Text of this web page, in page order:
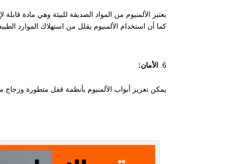
كما أن استخدام الألمنيوم يقلل من استهلاك الموارد
الأمان:
يمكن تعزيز أبواب الألمنيوم بأنظمة قفل متطورة وزجاج